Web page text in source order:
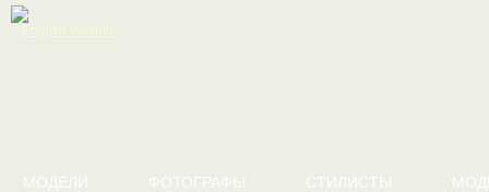
МОДЕЛИ ФОТОГРАФЫ СТИЛИСТЫ